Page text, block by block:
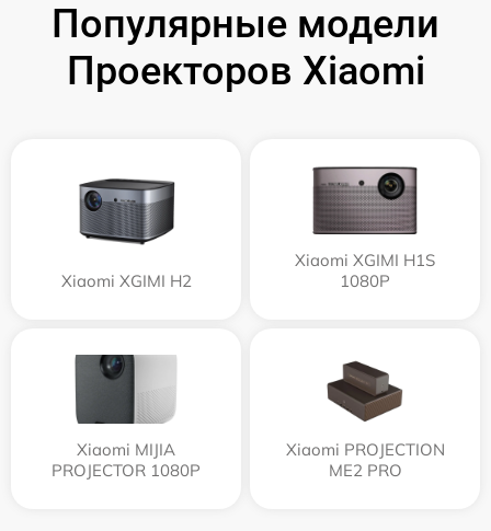
Популярные модели
Проекторов Xiaomi
Xiaomi XGIMI H2
Xiaomi XGIMI H1S
1080P
Xiaomi MIJIA
PROJECTOR 1080P
Xiaomi PROJECTION
ME2 PRO